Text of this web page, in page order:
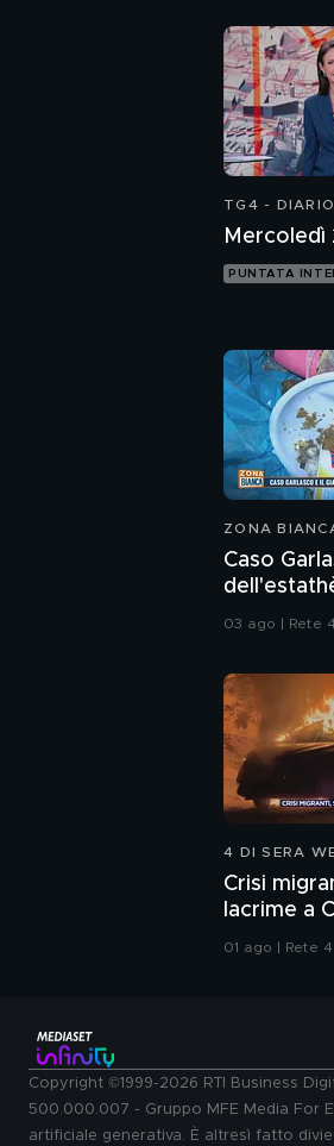
TG4 -
Mercoledì
PUNTATA
ZONA
Caso
spazzatura
03 ago | Rete 4
4 DI SERA
Crisi
lacrime a
01 ago | Rete 4
Copyright ©1999-2026 RTI Business
500.000.007 - Gruppo MFE Media For
artificiale generativa. È altresì fatto